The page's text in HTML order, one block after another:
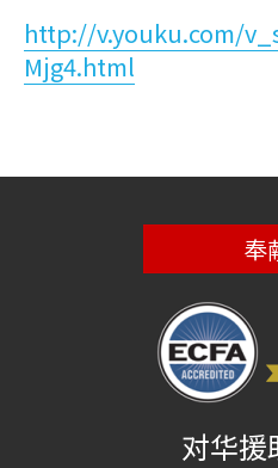
http://v.youku.com/
Mjg4.html
奉
对华援